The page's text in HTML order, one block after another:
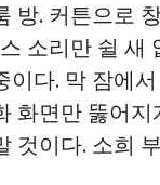
방. 커튼으로
소리만 쉴 새
다. 막 잠에서
화면만 뚫어지
것이다. 소희